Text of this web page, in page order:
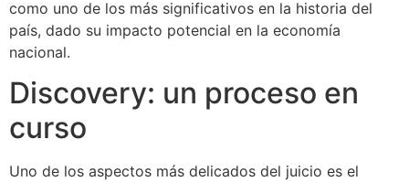
como uno de los más significativos en la historia del
país, dado su impacto potencial en la economía
nacional.
Discovery: un proceso en
curso
Uno de los aspectos más delicados del juicio es el